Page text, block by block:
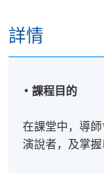
詳情
課程目的
在課堂中，導
演說者，及掌握